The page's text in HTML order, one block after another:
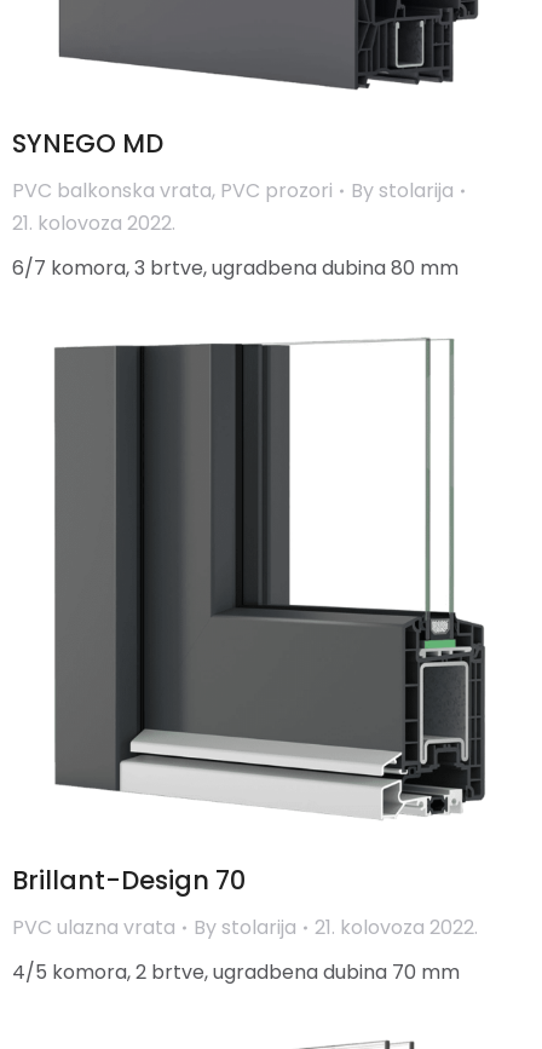
SYNEGO MD
PVC balkonska vrata, PVC prozori Bystolarija
21. kolovoza 2022.
6/7 komora, 3 brtve, ugradbena dubina 80 mm
Brillant-Design 70
PVC ulazna vrata Bystolarija
21. kolovoza 2022.
4/5 komora, 2 brtve, ugradbena dubina 70 mm